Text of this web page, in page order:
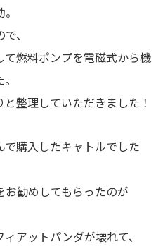
、
燃料ポンプを電磁式から機
整理していただきました！
購入したキャトルでした
勧めしてもらったのが
アットパンダが壊れて、